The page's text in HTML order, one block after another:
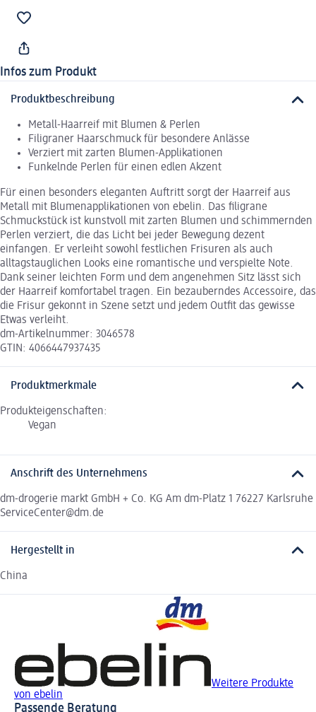
Infos zum Produkt
Produktbeschreibung
Metall-Haarreif mit Blumen & Perlen
Filigraner Haarschmuck für besondere Anlässe
Verziert mit zarten Blumen-Applikationen
Funkelnde Perlen für einen edlen Akzent
Für einen besonders eleganten Auftritt sorgt der Haarreif aus
Metall mit Blumenapplikationen von ebelin. Das filigrane
Schmuckstück ist kunstvoll mit zarten Blumen und schimmernden
Perlen verziert, die das Licht bei jeder Bewegung dezent
einfangen. Er verleiht sowohl festlichen Frisuren als auch
alltagstauglichen Looks eine romantische und verspielte Note.
Dank seiner leichten Form und dem angenehmen Sitz lässt sich
der Haarreif komfortabel tragen. Ein bezauberndes Accessoire, das
die Frisur gekonnt in Szene setzt und jedem Outfit das gewisse
Etwas verleiht.
dm-Artikelnummer: 3046578
GTIN: 4066447937435
Produktmerkmale
Produkteigenschaften:
Vegan
Anschrift des Unternehmens
dm-drogerie markt GmbH + Co. KG Am dm-Platz 1 76227 Karlsruhe
ServiceCenter@dm.de
Hergestellt in
China
Weitere Produkte
von ebelin
Passende Beratung